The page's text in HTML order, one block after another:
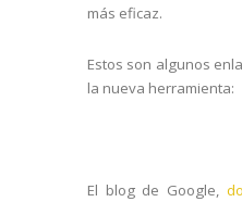
más eficaz.
Estos son algunos
la nueva herramienta:
El blog de Google,